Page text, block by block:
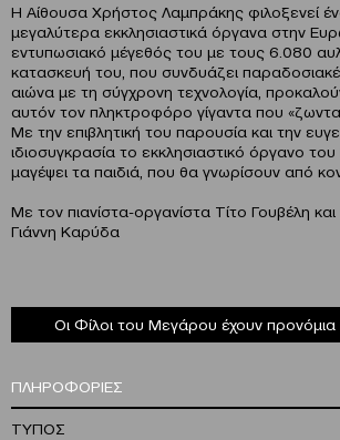
Η Αίθουσα Χρήστος Λαμπράκης φιλοξενεί
μεγαλύτερα εκκλησιαστικά όργανα στην
εντυπωσιακό μέγεθός του με τους 6.080
κατασκευή του, που συνδυάζει
αιώνα με τη σύγχρονη τεχνολογία,
αυτόν τον πληκτροφόρο γίγαντα που
Με την επιβλητική του παρουσία και την
ιδιοσυγκρασία το εκκλησιαστικό όργανο
μαγέψει τα παιδιά, που θα γνωρίσουν από
Με τον πιανίστα-οργανίστα Τίτο Γουβέλη
Γιάννη Καρύδα
Οι Φίλοι του Μεγάρου έχουν προνόμια
ΠΛΗΡΟΦΟΡΙΕΣ
ΤΥΠΟΣ